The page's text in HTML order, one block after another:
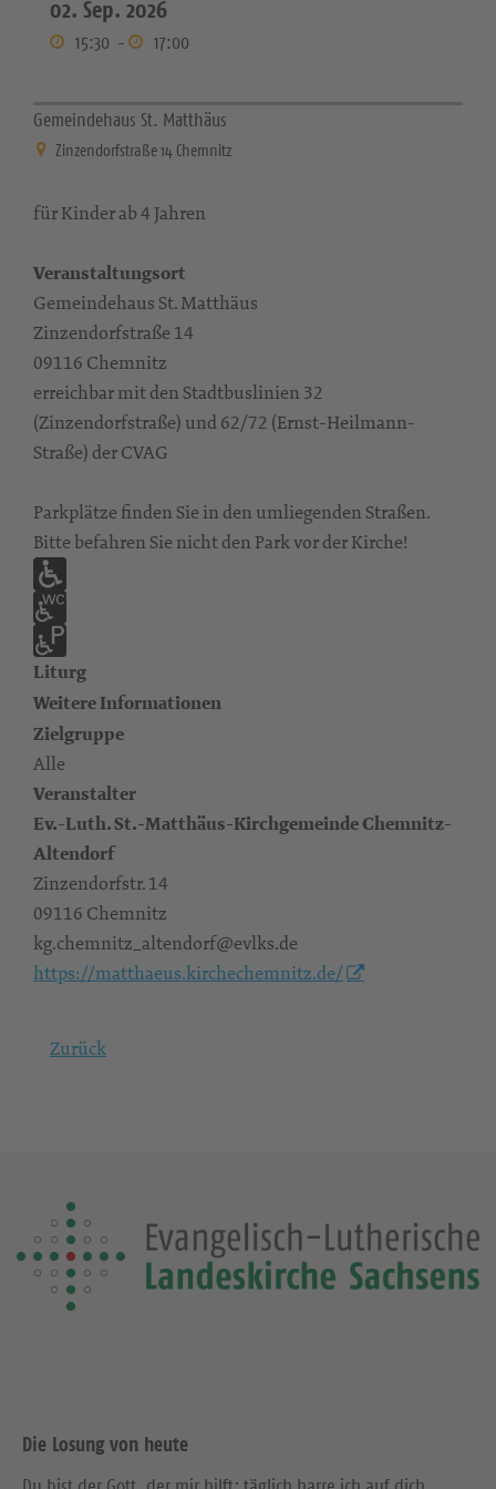
02. Sep. 2026
15:30 - 17:00
Gemeindehaus St. Matthäus
Zinzendorfstraße 14 Chemnitz
für Kinder ab 4 Jahren
Veranstaltungsort
Gemeindehaus St. Matthäus
Zinzendorfstraße 14
09116 Chemnitz
erreichbar mit den Stadtbuslinien 32
(Zinzendorfstraße) und 62/72 (Ernst-Heilmann-
Straße) der CVAG
Parkplätze finden Sie in den umliegenden Straßen.
Bitte befahren Sie nicht den Park vor der Kirche!
Liturg
Weitere Informationen
Zielgruppe
Alle
Veranstalter
Ev.-Luth. St.-Matthäus-Kirchgemeinde Chemnitz-
Altendorf
Zinzendorfstr. 14
09116 Chemnitz
kg.chemnitz_altendorf@evlks.de
https://matthaeus.kirchechemnitz.de/
Zurück
Die Losung von heute